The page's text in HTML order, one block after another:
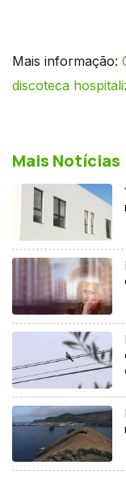
Mais informação:
discoteca
Mais Notícias